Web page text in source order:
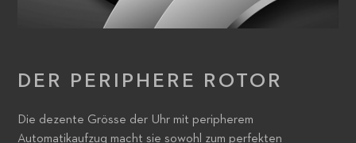
DER PERIPHERE ROTOR
Die dezente Grösse der Uhr mit peripherem
Automatikaufzug macht sie sowohl zum perfekten